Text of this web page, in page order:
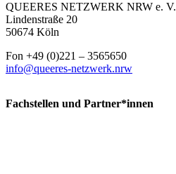
QUEERES NETZWERK NRW e. V.
Lindenstraße 20
50674 Köln
Fon +49 (0)221 – 3565650
info@queeres-netzwerk.nrw
Fachstellen und Partner*innen